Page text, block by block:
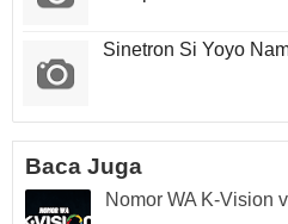
Sinetron Si Yoyo
Baca Juga
Nomor WA K-Vision